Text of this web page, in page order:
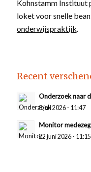
Kohnstamm Instituut
loket voor snelle
onderwijspraktijk
Recent
Onderzoek naar
8 juli 2026 - 11:47
Monitor
22 juni 2026 - 11:15